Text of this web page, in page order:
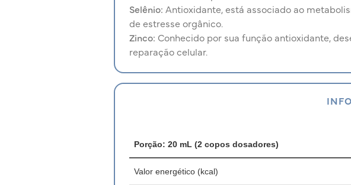
Selênio: Antioxidante, está associado ao
de estresse orgânico.
Zinco: Conhecido por sua função antioxidante,
reparação celular.
Porção: 20 mL (2 copos dosadores)
Valor energético (kcal)